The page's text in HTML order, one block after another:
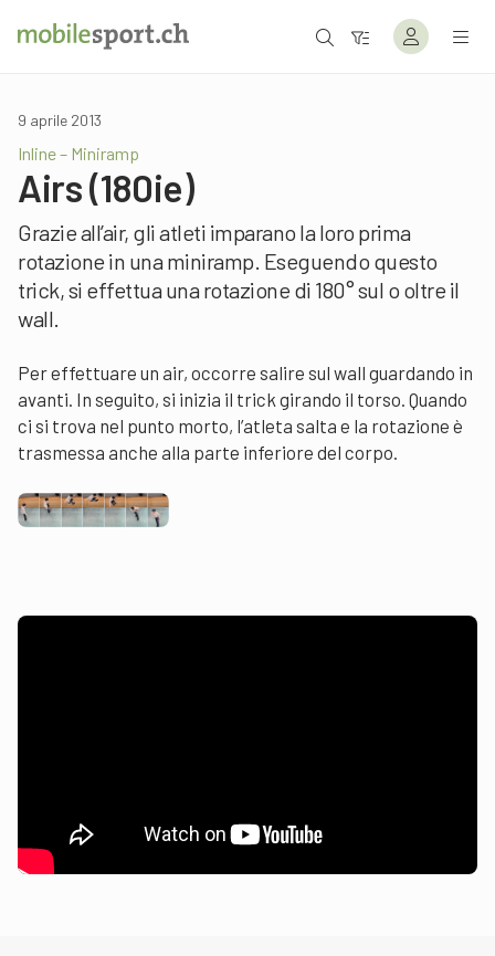
9 aprile 2013
Inline – Miniramp
Airs (180ie)
Grazie all’air, gli atleti imparano la loro prima
rotazione in una miniramp. Eseguendo questo
trick, si effettua una rotazione di 180° sul o oltre il
wall.
Per effettuare un air, occorre salire sul wall guardando in
avanti. In seguito, si inizia il trick girando il torso. Quando
ci si trova nel punto morto, l’atleta salta e la rotazione è
trasmessa anche alla parte inferiore del corpo.